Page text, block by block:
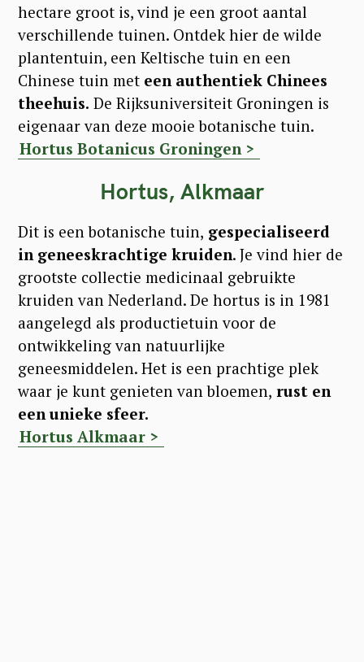
hectare groot is, vind je een groot aantal
verschillende tuinen. Ontdek hier de wilde
plantentuin, een Keltische tuin en een
Chinese tuin met een authentiek Chinees
theehuis. De Rijksuniversiteit Groningen is
eigenaar van deze mooie botanische tuin.
Hortus Botanicus Groningen >
Hortus, Alkmaar
Dit is een botanische tuin, gespecialiseerd
in geneeskrachtige kruiden. Je vind hier de
grootste collectie medicinaal gebruikte
kruiden van Nederland. De hortus is in 1981
aangelegd als productietuin voor de
ontwikkeling van natuurlijke
geneesmiddelen. Het is een prachtige plek
waar je kunt genieten van bloemen, rust en
een unieke sfeer.
Hortus Alkmaar >